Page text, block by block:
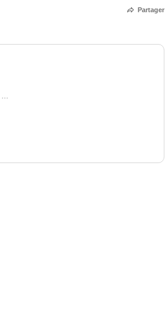
Partager
Michel Piccoli